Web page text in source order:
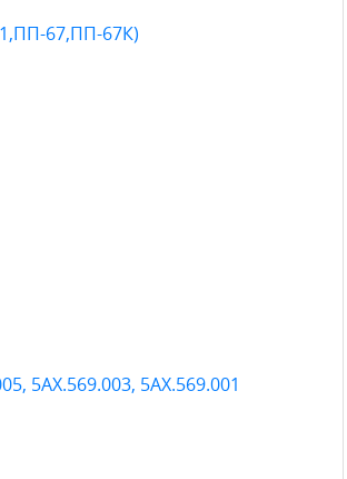
67,ПП-67К)
5АХ.569.003, 5АХ.569.001